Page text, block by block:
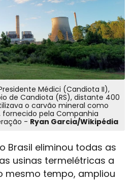
Médici (Candiota II),
de Candiota (RS), distante 400
o carvão mineral como
pela Companhia
- Ryan Garcia/Wikipédia
Brasil eliminou todas as
usinas termelétricas a
mesmo tempo, ampliou